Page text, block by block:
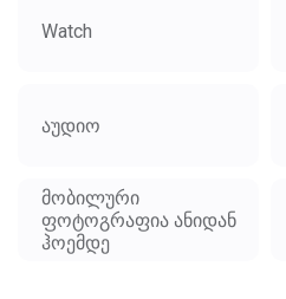
Watch
აუდიო
მობილური
ფოტოგრაფია ანიდან
ჰოემდე